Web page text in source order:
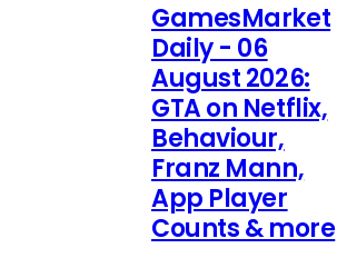
GamesMarket
Daily - 06
August 2026:
GTA on Netflix,
Behaviour,
Franz Mann,
App Player
Counts & more